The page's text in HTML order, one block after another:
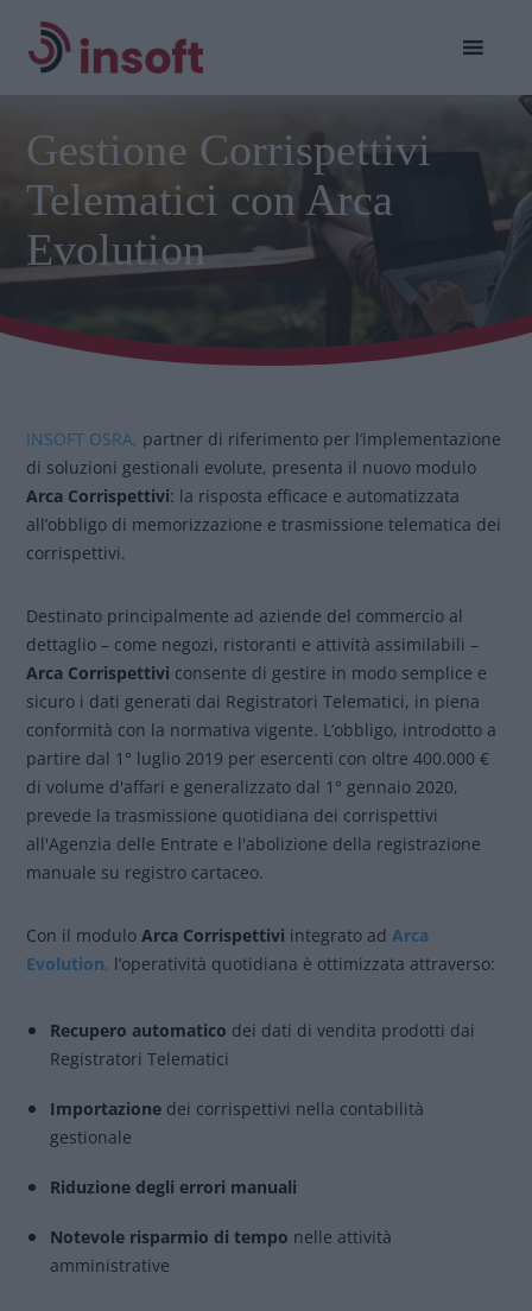
Gestione Corrispettivi
Telematici con Arca
Evolution
INSOFT OSRA, partner di riferimento per l’implementazione
di soluzioni gestionali evolute, presenta il nuovo modulo
Arca Corrispettivi: la risposta efficace e automatizzata
all’obbligo di memorizzazione e trasmissione telematica dei
corrispettivi.
Destinato principalmente ad aziende del commercio al
dettaglio – come negozi, ristoranti e attività assimilabili –
Arca Corrispettivi consente di gestire in modo semplice e
sicuro i dati generati dai Registratori Telematici, in piena
conformità con la normativa vigente. L’obbligo, introdotto a
partire dal 1° luglio 2019 per esercenti con oltre 400.000 €
di volume d'affari e generalizzato dal 1° gennaio 2020,
prevede la trasmissione quotidiana dei corrispettivi
all'Agenzia delle Entrate e l'abolizione della registrazione
manuale su registro cartaceo.
Con il moduloArca Corrispettivi integrato adArca
Evolution, l’operatività quotidiana è ottimizzata attraverso:
Recupero automatico dei dati di vendita prodotti dai
Registratori Telematici
Importazione dei corrispettivi nella contabilità
gestionale
Riduzione degli errori manuali
Notevole risparmio di tempo nelle attività
amministrative